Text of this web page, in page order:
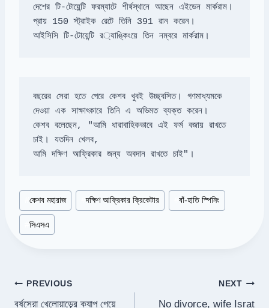
আইসিসি টি-টোয়েন্টি র‌্যাঙ্কিংয়ে তিন নম্বরে মার্করাম।
বছরের সেরা হতে পেরে কেশব খুবই উচ্ছ্বসিত। গণমাধ্যমকে
কেশব বলেছেন, "আমি ধারাবাহিকভাবে এই ফর্ম বজায় রাখতে
চাই। যতদিন খেলব,
আমি দক্ষিণ আফ্রিকার জন্য অবদান রাখতে চাই"।
Post
Tags:
#কেশব মহারাজ #দক্ষিণ আফ্রিকার ক্রিকেটার #বাঁ-হাতি স্পিনিং
#সিএসএ
Post
PREVIOUS
বর্ষসেরা খেলোয়াড়ের ক্যাপ পেয়ে
NEXT
No divorce, wife Israt